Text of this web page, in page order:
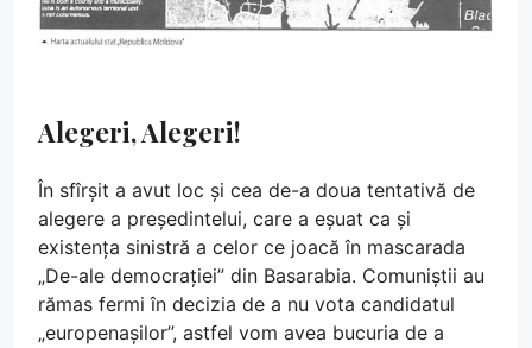
Alegeri, Alegeri!
În sfîrșit a avut loc și cea de-a doua tentativă de
alegere a președintelui, care a eșuat ca și
existența sinistră a celor ce joacă în mascarada
„De-ale democrației” din Basarabia. Comuniștii au
rămas fermi în decizia de a nu vota candidatul
„europenașilor”, astfel vom avea bucuria de a